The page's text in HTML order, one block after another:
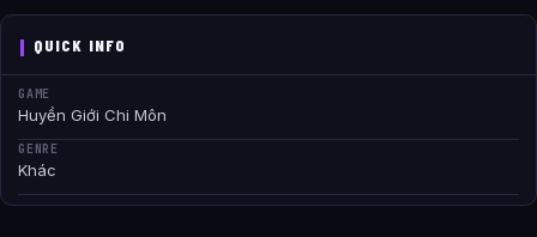
QUICK INFO
GAME
Huyền Giới Chi Môn
GENRE
Khác